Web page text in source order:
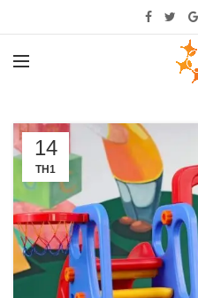
14
TH1